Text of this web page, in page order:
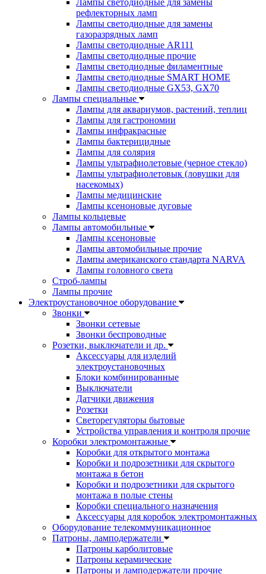
Лампы светодиодные для замены
рефлекторных ламп
Лампы светодиодные для замены
газоразрядных ламп
Лампы светодиодные AR111
Лампы светодиодные прочие
Лампы светодиодные филаментные
Лампы светодиодные SMART HOME
Лампы светодиодные GX53, GX70
Лампы специальные
Лампы для аквариумов, растений, теплиц
Лампы для гастрономии
Лампы инфракрасные
Лампы бактерицидные
Лампы для солярия
Лампы ультрафиолетовые (черное стекло)
Лампы ультрафиолетовык (ловушки для
насекомых)
Лампы медицинские
Лампы ксеноновые дуговые
Лампы кольцевые
Лампы автомобильные
Лампы ксеноновые
Лампы автомобильные прочие
Лампы американского стандарта NARVA
Лампы головного света
Строб-лампы
Лампы прочие
Электроустановочное оборудование
Звонки
Звонки сетевые
Звонки беспроводные
Розетки, выключатели и др.
Аксессуары для изделий
электроустановочных
Блоки комбинированные
Выключатели
Датчики движения
Розетки
Светорегуляторы бытовые
Устройства управления и контроля прочие
Коробки электромонтажные
Коробки для открытого монтажа
Коробки и подрозетники для скрытого
монтажа в бетон
Коробки и подрозетники для скрытого
монтажа в полые стены
Коробки специального назначения
Аксессуары для коробок электромонтажных
Оборудование телекоммуникационное
Патроны, ламподержатели
Патроны карболитовые
Патроны керамические
Патроны и ламподержатели прочие